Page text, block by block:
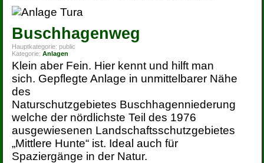
Buschhagenweg
Hauptkategorie: public
Kategorie: Anlagen
Klein aber Fein. Hier kennt und hilft man
sich. Gepflegte Anlage in unmittelbarer Nähe
des
Naturschutzgebietes Buschhagenniederung
welche der nördlichste Teil des 1976
ausgewiesenen Landschaftsschutzgebietes
„Mittlere Hunte“ ist. Ideal auch für
Spaziergänge in der Natur.